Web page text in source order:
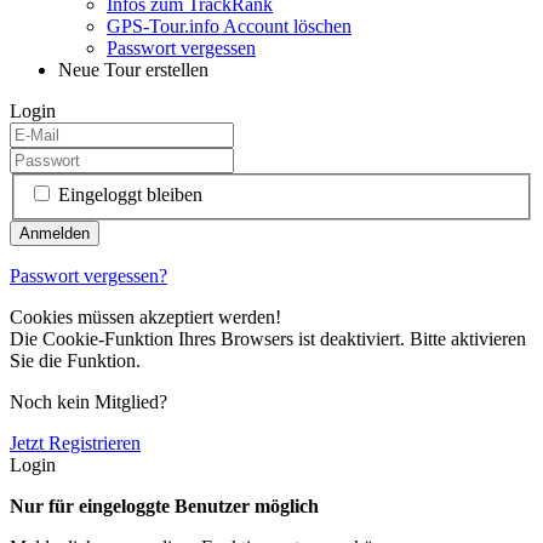
GPS-Tour.info Account löschen
Passwort vergessen
Neue Tour erstellen
Login
Eingeloggt bleiben
Passwort vergessen?
Cookies müssen akzeptiert werden!
Die Cookie-Funktion Ihres Browsers ist deaktiviert. Bitte aktivieren
Sie die Funktion.
Noch kein Mitglied?
Jetzt Registrieren
Login
Nur für eingeloggte Benutzer möglich